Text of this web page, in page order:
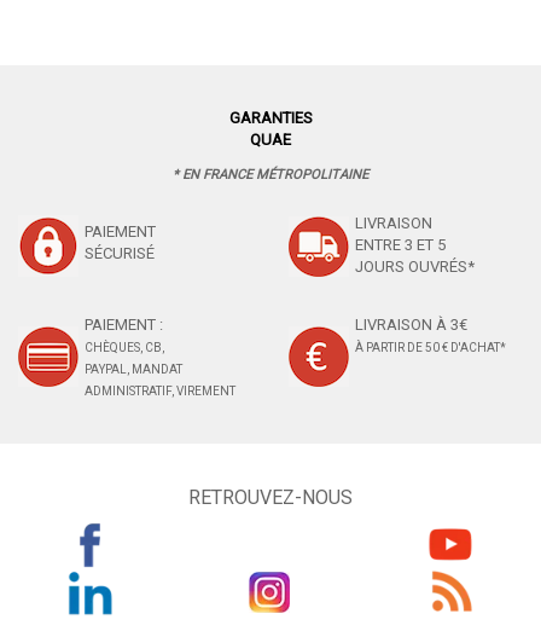
GARANTIES
QUAE
* EN FRANCE MÉTROPOLITAINE
PAIEMENT
SÉCURISÉ
LIVRAISON
ENTRE 3 ET 5
JOURS OUVRÉS*
PAIEMENT :
CHÈQUES, CB,
PAYPAL, MANDAT
ADMINISTRATIF, VIREMENT
LIVRAISON À 3€
À PARTIR DE 50 € D'ACHAT*
RETROUVEZ-NOUS